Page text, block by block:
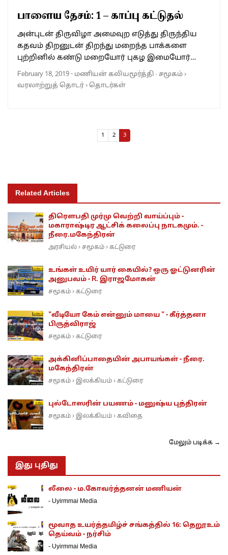
பாளைய தேசம்: 1 – காப்பு கட்டுதல்
அன்புடன் திருவிழா அமைவுற எடுத்து திருந்திய
கதவம் திறனுடன் திறந்து மறைந்த பாக்களை
புற்றினில் கண்டு மறையோர் புகழ இமையோர்…
February 18, 2019- மணியன் கலியமூர்த்தி · சமூகம்›
வரலாற்றுத் தொடர்›தொடர்கள்
Page
1 Page
2 Current Page
3
Related Articles
திரெளபதி முர்மு வெற்றி வாய்ப்பும் -
மகாராஷ்டிர ஆட்சிக் கலைப்பு நாடகமும். -
நீரை.மகேந்திரன்
அரசியல் › சமூகம் › கட்டுரை
உங்கள் உயிர் யார் கையில்? ஒரு ஓட்டுனரின்
அனுபவம் - R. இராஜமோகன்
சமூகம் › கட்டுரை
"வீடியோ கேம் என்னும் மாயை " - கீர்த்தனா
பிருத்விராஜ்
சமூகம் › கட்டுரை
அக்கினிப்பாதையின் அபாயங்கள் - நீரை.
மகேந்திரன்
சமூகம் › இலக்கியம் › கட்டுரை
புல்டோஸரின் பயணம் - மனுஷ்ய புத்திரன்
சமூகம் › இலக்கியம் › கவிதை
மேலும் படிக்க →
இது புதிது
லீலை - ம.கோவர்த்தனன் மணியன்
- Uyirmmai Media
மூவாத உயர்த்தமிழ்ச் சங்கத்தில் 16: தெறூஉம்
தெய்வம் - நர்சிம்
- Uyirmmai Media